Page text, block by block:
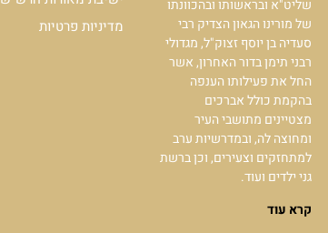
שליט"א ובראשותו ובהכוונתו
של מורינו הגאון הצדיק רבי
סעדיה בן יוסף זצוק"ל, מגדולי
רבני תימן בדור האחרון, אשר
החל את פעילותו הענפה
בהקמת כולל אברכים
מצטיינים מתושבי העיר
ומחוצה לה, ובמדרשיות ערב
למתחזקים וצעירים, וכן ברשת
גני ילדים ועוד.
קרא עוד
מדיניות פרטיות